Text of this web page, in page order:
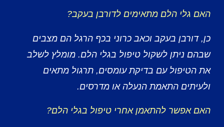
האם גלי הלם מתאימים לדורבן בעקב?
כן, דורבן בעקב וכאב כרוני בכף הרגל הם מצבים
שבהם ניתן לשקול טיפול בגלי הלם. מומלץ לשלב
את הטיפול עם בדיקת עומסים, תרגול מתאים
ולעיתים התאמת הנעלה או מדרסים.
האם אפשר להתאמן אחרי טיפול בגלי הלם?